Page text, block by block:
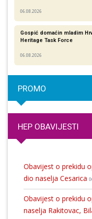
06.08.2026
Gospić domaćin mladim
Heritage Task Force
06.08.2026
PROMO
HEP OBAVIJESTI
Obavijest o prekidu
dio naselja Cesarica
Obavijest o prekidu
naselja Rakitovac,